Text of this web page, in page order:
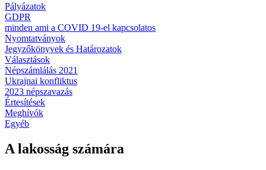
Pályázatok
GDPR
minden ami a COVID 19-el kapcsolatos
Nyomtatványok
Jegyzőkönyvek és Határozatok
Választások
Népszámlálás 2021
Ukrajnai konfliktus
2023 népszavazás
Értesítések
Meghívók
Egyéb
A lakosság számára